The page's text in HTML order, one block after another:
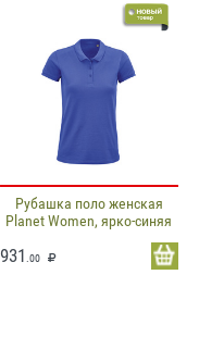
Рубашка поло женская
Planet Women, ярко-синяя
931 .00